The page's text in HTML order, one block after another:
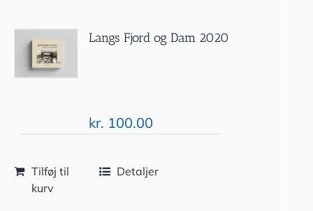
Langs Fjord og Dam 2020
kr. 100.00
Tilføj til
kurv
Detaljer